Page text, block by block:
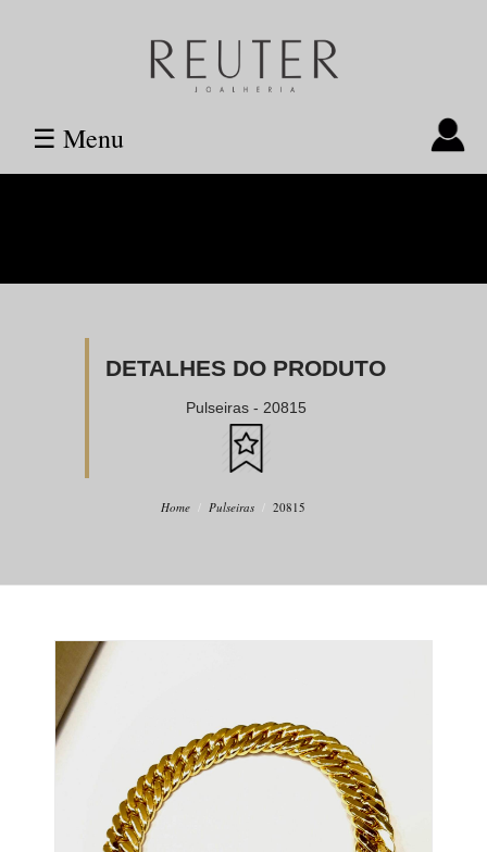
☰ Menu
DETALHES DO PRODUTO
Pulseiras - 20815
Home Pulseiras 20815